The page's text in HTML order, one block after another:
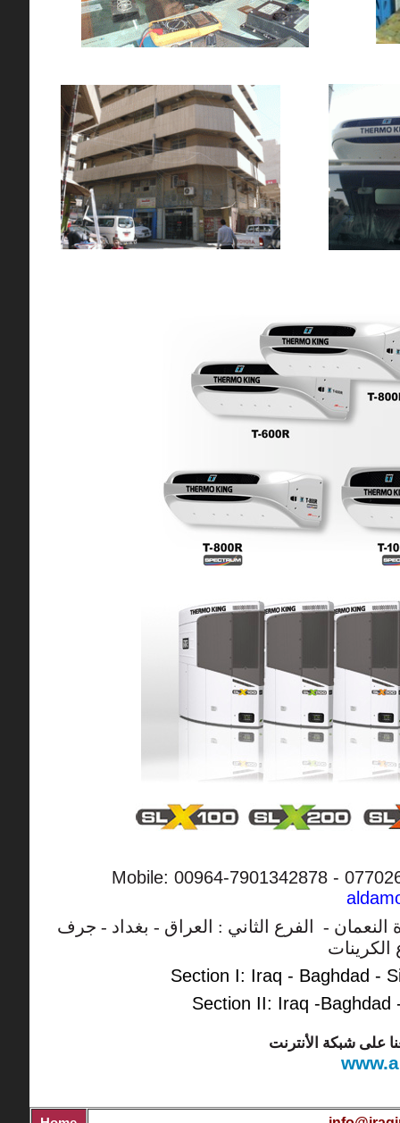
Mobile: 00964-7901342878 -
- الفرع الثاني : العراق - بغداد - جرف
Section I: Iraq - Baghdad -
Section II: Iraq -Baghdad
على شبكة الأنترنت